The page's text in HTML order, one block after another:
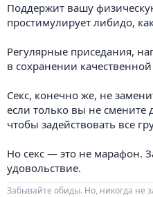
Поддержит вашу
простимулирует либидо,
Регулярные приседания,
в сохранении
Секс, конечно же, не
если только вы не смените
чтобы задействовать все
Но секс — это не марафон.
удовольствие.
Забывайте обиды. Но, никогда не